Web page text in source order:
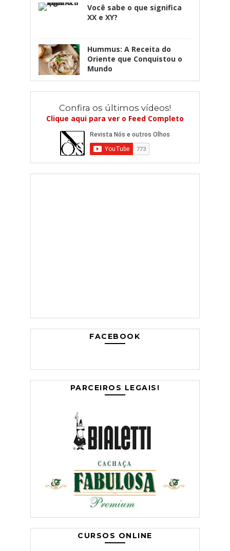
Você sabe o que significa
XX e XY?
Hummus: A Receita do
Oriente que Conquistou o
Mundo
Confira os últimos vídeos!
Clique aqui para ver o Feed Completo
FACEBOOK
PARCEIROS LEGAIS!
CURSOS ONLINE